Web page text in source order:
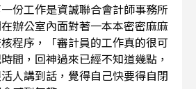
份工作是資誠聯合會計師事務所
辦公室內面對著一本本密密麻麻
程序，「審計員的工作真的很可
間，回神過來已經不知道幾點，
人講到話，覺得自己快要得自閉